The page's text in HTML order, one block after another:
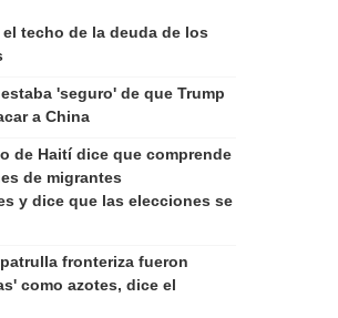
techo de la deuda de los
'seguro' de que Trump
a China
de Haití dice que comprende
de migrantes
y dice que las elecciones se
fronteriza fueron
como azotes, dice el